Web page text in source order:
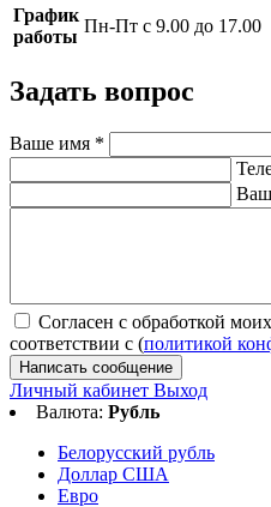
График
работы
Пн-Пт с 9.00 до 17.00
Задать вопрос
Ваше имя *
Ваш
Согласен с обработкой
соответствии с (политикой
Написать сообщение
Личный кабинет Выход
Валюта: Рубль
Белорусский рубль
Доллар США
Евро